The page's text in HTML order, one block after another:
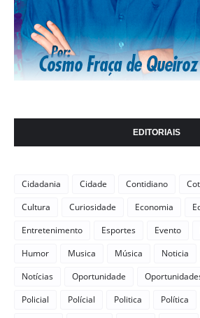
EDITORIAIS
Cidadania Cidade Contidiano
Cultura
Curiosidade Economia
Entretenimento
Esportes Evento
Humor
Musica Música Noticia
Notícias
Oportunidade
Policial
Polícial Politica Política